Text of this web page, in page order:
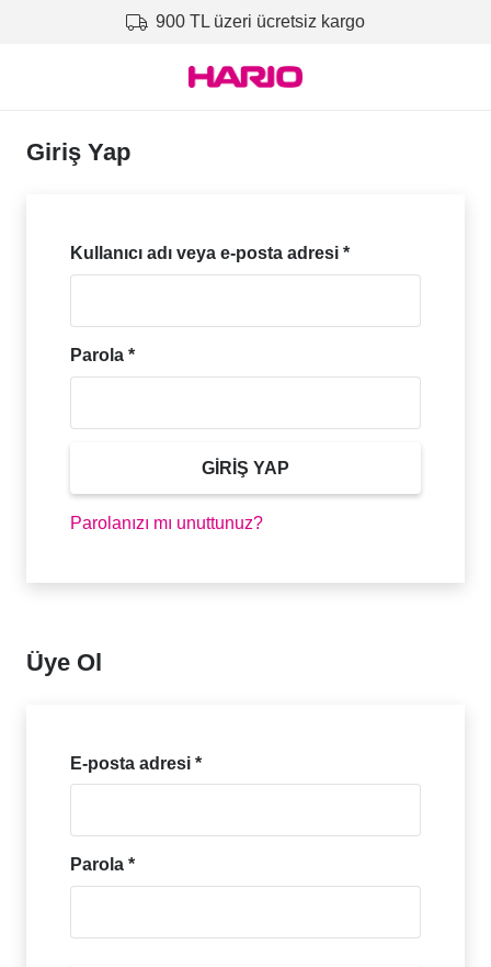
900 TL üzeri ücretsiz kargo
Giriş Yap
Kullanıcı adı veya e-posta adresi *Gerekli
Parola *Gerekli
GIRIŞ YAP
Parolanızı mı unuttunuz?
Üye Ol
E-posta adresi *Gerekli
Parola *Gerekli